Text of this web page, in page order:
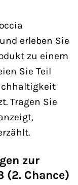
erleben Sie
zu einem
Sie Teil
Tragen Sie
zur
(2. Chance)